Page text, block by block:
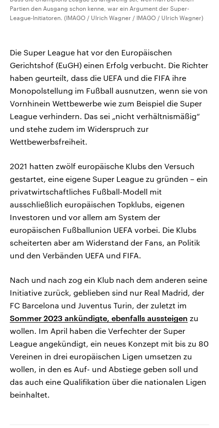
Partien den Ausgang schon kenne, war ein Argument der Super-
League-Initiatoren. (IMAGO / Ulrich Wagner / IMAGO / Ulrich Wagner)
Die Super League hat vor den Europäischen
Gerichtshof (EuGH) einen Erfolg verbucht. Die Richter
haben geurteilt, dass die UEFA und die FIFA ihre
Monopolstellung im Fußball ausnutzen, wenn sie von
Vornhinein Wettbewerbe wie zum Beispiel die Super
League verhindern. Das sei „nicht verhältnismäßig“
und stehe zudem im Widerspruch zur
Wettbewerbsfreiheit.
2021 hatten zwölf europäische Klubs den Versuch
gestartet, eine eigene Super League zu gründen – ein
privatwirtschaftliches Fußball-Modell mit
ausschließlich europäischen Topklubs, eigenen
Investoren und vor allem am System der
europäischen Fußballunion UEFA vorbei. Die Klubs
scheiterten aber am Widerstand der Fans, an Politik
und den Verbänden UEFA und FIFA.
Nach und nach zog ein Klub nach dem anderen seine
Initiative zurück, geblieben sind nur Real Madrid, der
FC Barcelona und Juventus Turin, der zuletzt im
Sommer 2023 ankündigte, ebenfalls aussteigen zu
wollen. Im April haben die Verfechter der Super
League angekündigt, ein neues Konzept mit bis zu 80
Vereinen in drei europäischen Ligen umsetzen zu
wollen, in den es Auf- und Abstiege geben soll und
das auch eine Qualifikation über die nationalen Ligen
beinhaltet.